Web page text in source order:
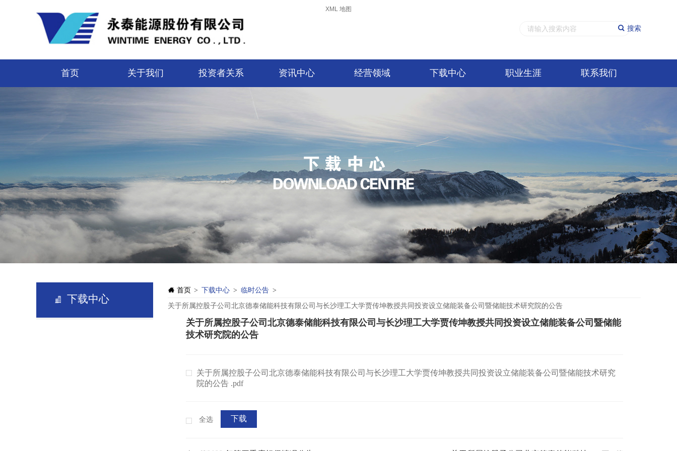
搜索
首页 关于我们 投资者关系 资讯中心 经营领域 下载中心 职业生涯 联系我们
首页 > 下载中心 > 临时公告 >
关于所属控股子公司北京德泰储能科技有限公司与长沙理工大学贾传坤教授共同投资设立储能装备公司暨储能技术研究院的公告
下载中心
关于所属控股子公司北京德泰储能科技有限公司与长沙理工大学贾传坤教授共同投资设立储能装备公司暨储能
技术研究院的公告
关于所属控股子公司北京德泰储能科技有限公司与长沙理工大学贾传坤教授共同投资设立储能装备公司暨储能技术研究
院的公告 .pdf
全选 下载
XML 地图